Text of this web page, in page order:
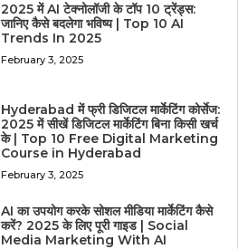
2025 में AI टेक्नोलॉजी के टॉप 10 ट्रेंड्स:
जानिए कैसे बदलेगा भविष्य | Top 10 AI
Trends In 2025
February 3, 2025
Hyderabad में फ्री डिजिटल मार्केटिंग कोर्सेज:
2025 में सीखें डिजिटल मार्केटिंग बिना किसी खर्च
के | Top 10 Free Digital Marketing
Course in Hyderabad
February 3, 2025
AI का उपयोग करके सोशल मीडिया मार्केटिंग कैसे
करें? 2025 के लिए पूरी गाइड | Social
Media Marketing With AI